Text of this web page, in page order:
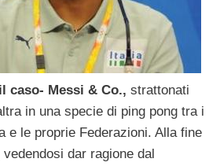
il caso- Messi & Co., strattonati
in una specie di ping pong tra i
e le proprie Federazioni. Alla fine
vedendosi dar ragione dal